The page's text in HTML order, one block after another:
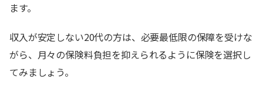
ます。
収入が安定しない20代の方は、必要最低限の保障を受けな
がら、月々の保険料負担を抑えられるように保険を選択し
てみましょう。